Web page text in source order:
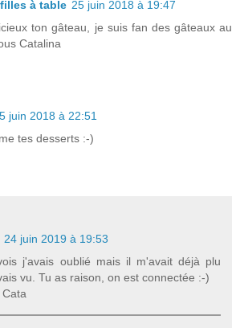
à table 25 juin 2018 à 19:47
ton gâteau, je suis fan des gâteaux au
Catalina
juin 2018 à 22:51
tes desserts :-)
24 juin 2019 à 19:53
j'avais oublié mais il m'avait déjà plu
vu. Tu as raison, on est connectée :-)
Cata